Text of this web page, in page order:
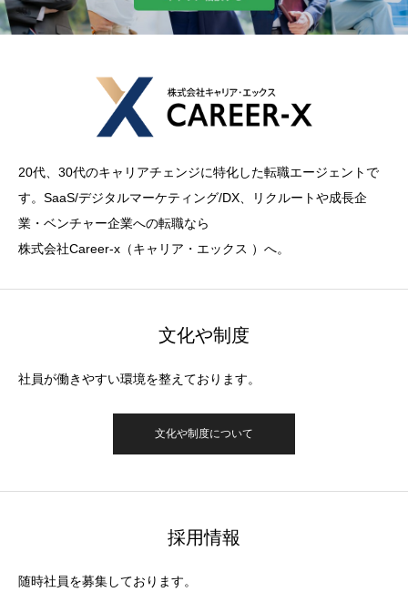
20代、30代のキャリアチェンジに特化した転職エージェントで
す。SaaS/デジタルマーケティング/DX、リクルートや成長企
業・ベンチャー企業への転職なら
株式会社Career-x（キャリア・エックス ）へ。
文化や制度
社員が働きやすい環境を整えております。
文化や制度について
採用情報
随時社員を募集しております。